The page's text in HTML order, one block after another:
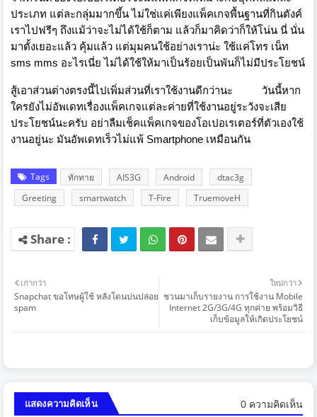
ประเภท แต่ละกลุ่มมากขึ้น ไม่ใช่แค่เพียงแพ็คเกจพื้นฐานที่กินตังค์
เราไปฟรีๆ ถึงแม้ว่าจะไม่ได้ใช้ก็ตาม แล้วก็มาคิดว่าก็ให้โน่น นี่ นั่น
มาตั้งเยอะแล้ว คุ้มแล้ว แต่มุมคนใช้อย่างเราน่ะ ใช้แค่โทร เน็ท
sms mms อะไรเนี่ย ไม่ได้ใช้ให้มาเป็นร้อยเป็นพันก็ไม่มีประโยชน์
สู้เอาส่วนต่างตรงนี้ไปเพิ่มส่วนที่เราใช้งานดีกว่านะ
วันนี้หาก
ใครยังไม่อัพเดทเรื่องแพ็คเกจแต่ละค่ายที่ใช้งานอยู่ระวังจะเสีย
ประโยชน์นะครับ อย่าลืมเช็คแพ็คเกจของโอเปอเรเตอร์ที่ตัวเองใช้
งานอยู่นะ มันอัพเดทเร็วไม่แพ้ Smartphone เหมือนกัน
Tags ทักทาย AIS3G Android
dtac3g
Greeting
smartwatch T-Fire TruemoveH
ใหม่กว่า
ชวนมาเก็บรายงาน การใช้งาน Mobile
Internet 2G/3G/4G ทุกค่าย พร้อมวิธี
เก็บข้อมูลให้เกิดประโยชน์
เก่ากว่า
Snapchat ขอโทษผู้ใช้ หลังโดนบ่นปล่อย
spam
แสดงความคิดเห็น 0 ความคิดเห็น